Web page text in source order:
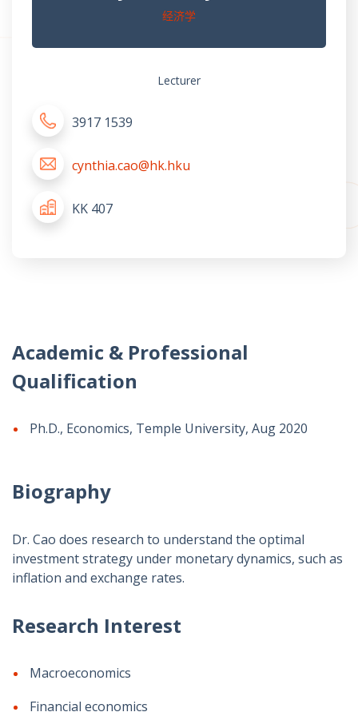
经济学
Lecturer
3917 1539
cynthia.cao@hk.hku
KK 407
Academic & Professional
Qualification
Ph.D., Economics, Temple University, Aug 2020
Biography
Dr. Cao does research to understand the optimal
investment strategy under monetary dynamics, such as
inflation and exchange rates.
Research Interest
Macroeconomics
Financial economics